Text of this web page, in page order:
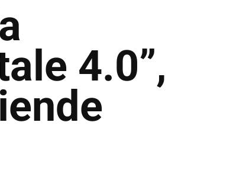
4.0”,